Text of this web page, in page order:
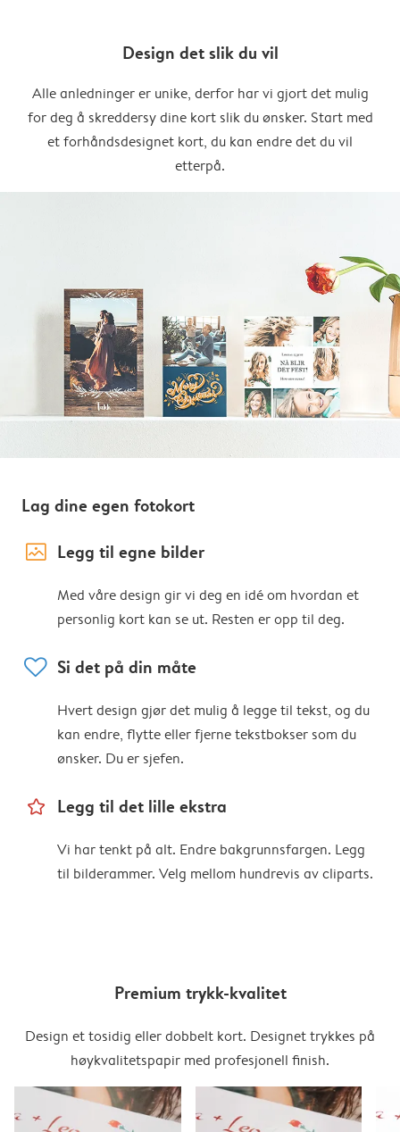
Design det slik du vil
Alle anledninger er unike, derfor har vi gjort det mulig
for deg å skreddersy dine kort slik du ønsker. Start med
et forhåndsdesignet kort, du kan endre det du vil
etterpå.
Lag dine egen fotokort
image_placeholder Legg til egne bilder
Med våre design gir vi deg en idé om hvordan et
personlig kort kan se ut. Resten er opp til deg.
heart Si det på din måte
Hvert design gjør det mulig å legge til tekst, og du
kan endre, flytte eller fjerne tekstbokser som du
ønsker. Du er sjefen.
star_outline Legg til det lille ekstra
Vi har tenkt på alt. Endre bakgrunnsfargen. Legg
til bilderammer. Velg mellom hundrevis av cliparts.
Premium trykk-kvalitet
Design et tosidig eller dobbelt kort. Designet trykkes på
høykvalitetspapir med profesjonell finish.